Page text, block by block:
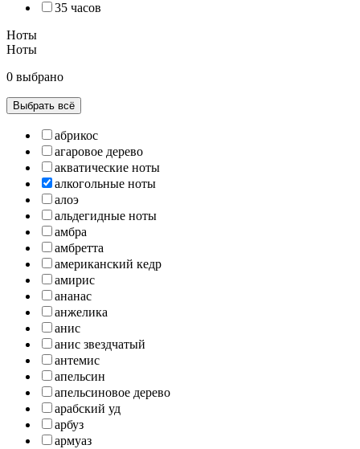
35 часов
Ноты
Ноты
0 выбрано
Выбрать всё
абрикос
агаровое дерево
акватические ноты
алкогольные ноты
алоэ
альдегидные ноты
амбра
амбретта
американский кедр
амирис
ананас
анжелика
анис
анис звездчатый
антемис
апельсин
апельсиновое дерево
арабский уд
арбуз
армуаз